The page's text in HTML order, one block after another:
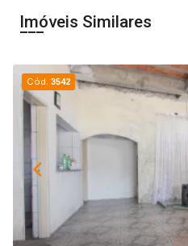
Imóveis Similares
Cód.3542